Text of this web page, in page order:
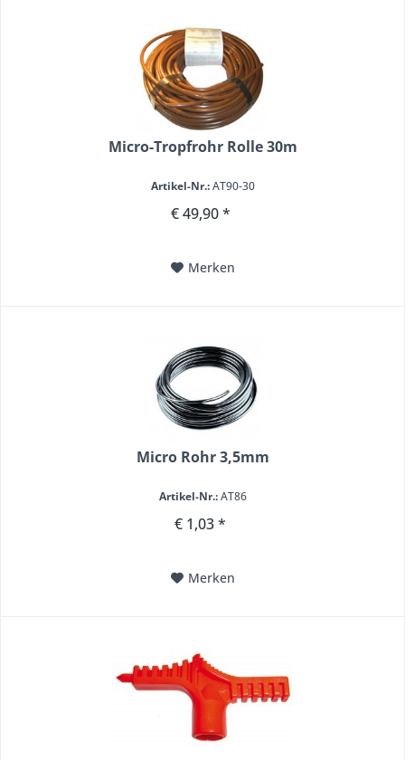
Micro-Tropfrohr Rolle 30m
Artikel-Nr.:AT90-30
€ 49,90 *
Merken
Micro Rohr 3,5mm
Artikel-Nr.:AT86
€ 1,03 *
Merken